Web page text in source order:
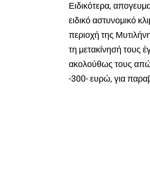
Ειδικότερα,
ειδικό αστυνομικό
περιοχή της
τη μετακίνησή τους
ακολούθως τους
-300- ευρώ, για